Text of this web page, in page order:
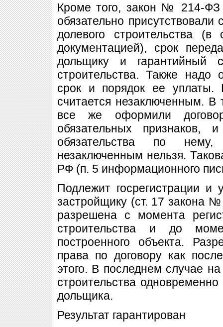
Кроме того, закон № 214-ФЗ
обязательно
долевого строительства (в
документацией), срок
дольщику и гарантийный
строительства. Также надо
срок и порядок ее уплаты.
считается незаключенным.
все же оформили
обязательных признаков,
обязательства по
незаключенным нельзя.
РФ (п. 5 информационного
Подлежит госрегистрации и
застройщику (ст. 17 закона
разрешена с момента
строительства и до
построенного объекта.
права по договору как
этого. В последнем случае
строительства
дольщика.
Результат гарантирован